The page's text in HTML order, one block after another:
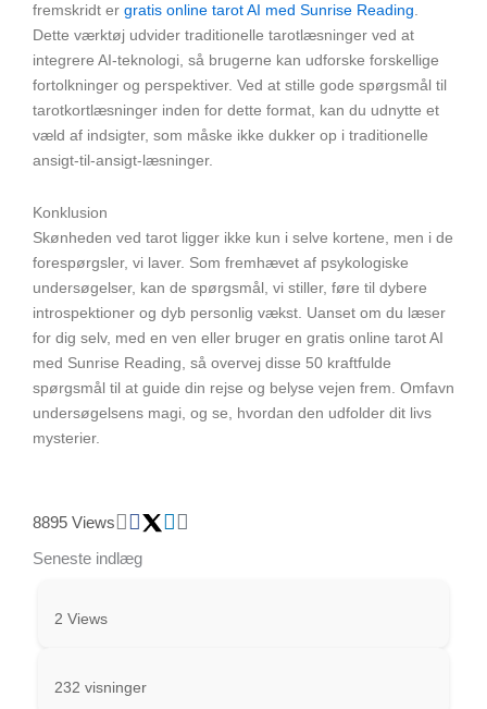
fremskridt er gratis online tarot AI med Sunrise Reading
Dette værktøj udvider traditionelle tarotlæsninger ved at
integrere AI-teknologi, så brugerne kan udforske forskellige
fortolkninger og perspektiver. Ved at stille gode spørgsmål til
tarotkortlæsninger inden for dette format, kan du udnytte et
væld af indsigter, som måske ikke dukker op i traditionelle
ansigt-til-ansigt-læsninger.
Konklusion
Skønheden ved tarot ligger ikke kun i selve kortene, men i de
forespørgsler, vi laver. Som fremhævet af psykologiske
undersøgelser, kan de spørgsmål, vi stiller, føre til dybere
introspektioner og dyb personlig vækst. Uanset om du læser
for dig selv, med en ven eller bruger en gratis online tarot AI
med Sunrise Reading, så overvej disse 50 kraftfulde
spørgsmål til at guide din rejse og belyse vejen frem. Omfavn
undersøgelsens magi, og se, hvordan den udfolder dit livs
mysterier.
8895 Views
Seneste indlæg
2 Views
232 visninger